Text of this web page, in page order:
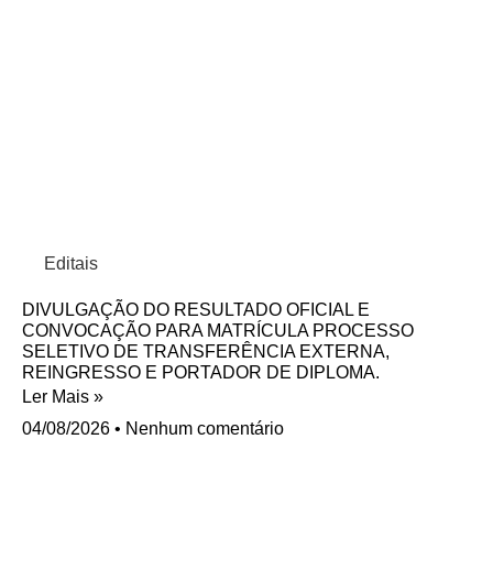
Editais
DIVULGAÇÃO DO RESULTADO OFICIAL E
CONVOCAÇÃO PARA MATRÍCULA PROCESSO
SELETIVO DE TRANSFERÊNCIA EXTERNA,
REINGRESSO E PORTADOR DE DIPLOMA.
Ler Mais »
04/08/2026
Nenhum comentário